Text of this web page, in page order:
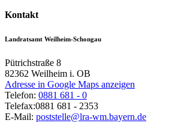
Kontakt
Landratsamt Weilheim-Schongau
Pütrichstraße 8
82362 Weilheim i. OB
Adresse in Google Maps anzeigen
Telefon: 0881 681 - 0
Telefax:0881 681 - 2353
E-Mail: poststelle@lra-wm.bayern.de